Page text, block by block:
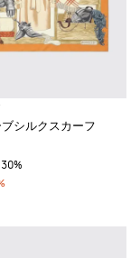
ングラス
シルクスカーフ